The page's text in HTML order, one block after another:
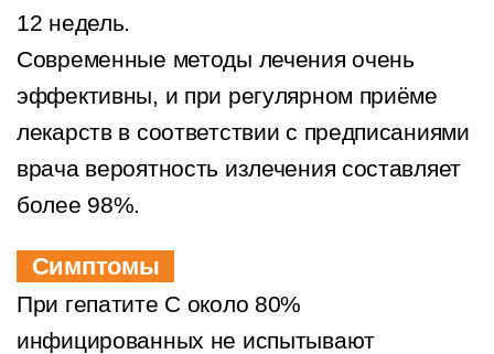
12 недель.
Современные методы лечения очень
эффективны, и при регулярном приёме
лекарств в соответствии с предписаниями
врача вероятность излечения составляет
более 98%.
Симптомы
При гепатите С около 80%
инфицированных не испытывают